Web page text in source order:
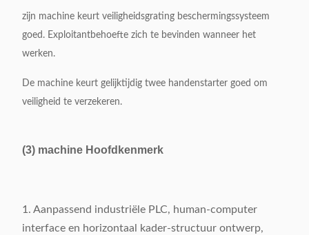
zijn machine keurt veiligheidsgrating beschermingssysteem
goed. Exploitantbehoefte zich te bevinden wanneer het
werken.
De machine keurt gelijktijdig twee handenstarter goed om
veiligheid te verzekeren.
(3) machine Hoofdkenmerk
1. Aanpassend industriële PLC, human-computer
interface en horizontaal kader-structuur ontwerp,